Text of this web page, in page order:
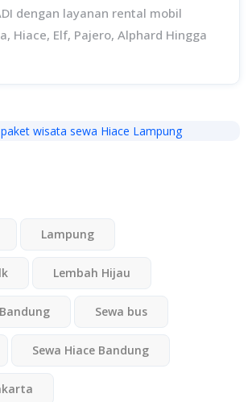
dengan layanan rental mobil
Hiace, Elf, Pajero, Alphard Hingga
Lampung
Lembah Hijau
Sewa bus
Sewa Hiace Bandung